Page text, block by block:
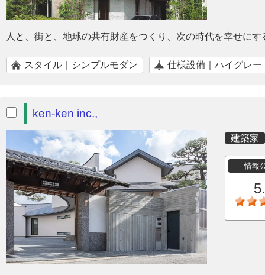
人と、街と、地球の共有財産をつくり、次の時代を幸せに
スタイル｜シンプルモダン 仕様設備｜ハイグレー
ken-ken inc.,
建築家
情報